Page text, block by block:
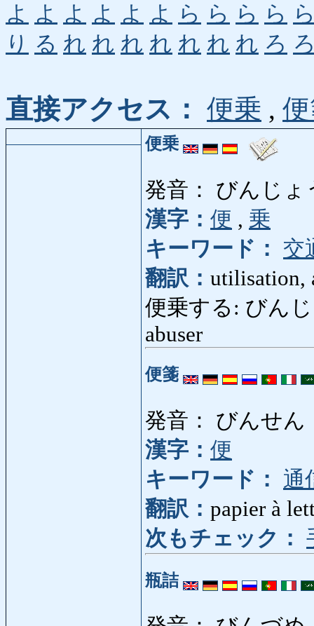
よ よ よ よ よ よ ら ら ら ら
り る れ れ れ れ れ れ れ ろ
直接アクセス： 便乗 ,
便乗
発音： びんじょ
漢字： 便 , 乗
キーワード：
交
翻訳： utilisation,
便乗する: びん
abuser
便箋
発音： びんせん
漢字： 便
キーワード：
通
翻訳： papier à
次もチェック：
瓶詰